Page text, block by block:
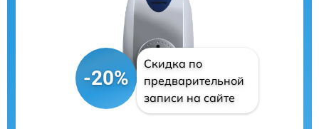
-20%
Скидка по
предварительной
записи на сайте